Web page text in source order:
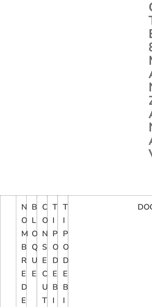
N
O
M
B
R
E
D
E
B
L
O
Q
U
E
C
O
N
S
E
C
U
T
T
I
P
O
D
E
B
I
T
I
P
O
D
E
B
I